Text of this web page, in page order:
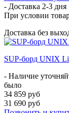
- Доставка 2-3 дня
При условии
Доставка без
SUP-борд UNIX
- Наличие
было
34 859 руб
31 690 руб